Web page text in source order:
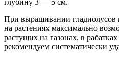
При выращивании гладиолусов
на растениях максимально
растущих на газонах, в
рекомендуем систематически